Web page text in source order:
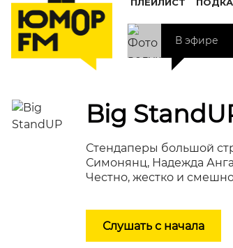
В эфире
Big
Стендаперы большой
Симонянц, Надежда
Честно, жестко и
Слушать с начала